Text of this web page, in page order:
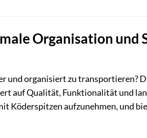
Organisation und
und organisiert zu transportieren?
auf Qualität, Funktionalität und
Köderspitzen aufzunehmen, und